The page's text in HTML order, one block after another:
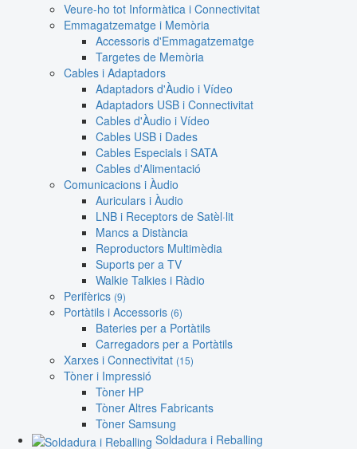
Veure-ho tot Informàtica i Connectivitat
Emmagatzematge i Memòria
Accessoris d'Emmagatzematge
Targetes de Memòria
Cables i Adaptadors
Adaptadors d'Àudio i Vídeo
Adaptadors USB i Connectivitat
Cables d'Àudio i Vídeo
Cables USB i Dades
Cables Especials i SATA
Cables d'Alimentació
Comunicacions i Àudio
Auriculars i Àudio
LNB i Receptors de Satèl·lit
Mancs a Distància
Reproductors Multimèdia
Suports per a TV
Walkie Talkies i Ràdio
Perifèrics (9)
Portàtils i Accessoris (6)
Bateries per a Portàtils
Carregadors per a Portàtils
Xarxes i Connectivitat (15)
Tòner i Impressió
Tòner HP
Tòner Altres Fabricants
Tòner Samsung
Soldadura i Reballing